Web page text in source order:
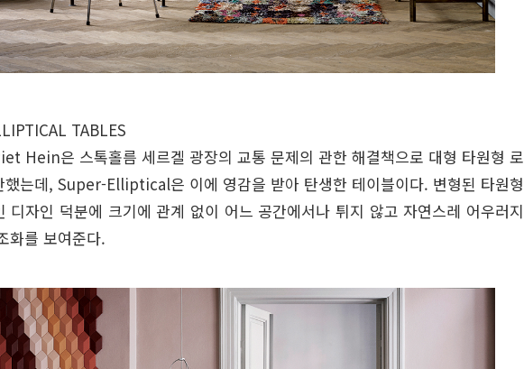
TABLES
Hein은 스톡홀름 세르겔 광장의 교통 문제의 관한 해결책으로 대형 타원형 로
했는데, Super-Elliptical은 이에 영감을 받아 탄생한 테이블이다. 변형된 타원형
디자인 덕분에 크기에 관계 없이 어느 공간에서나 튀지 않고 자연스레 어우러지
화를 보여준다.